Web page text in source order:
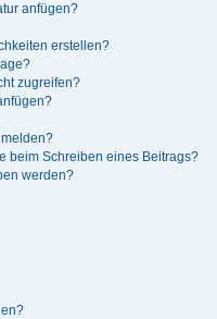
anfügen?
erstellen?
zugreifen?
beim Schreiben eines Beitrags?
werden?